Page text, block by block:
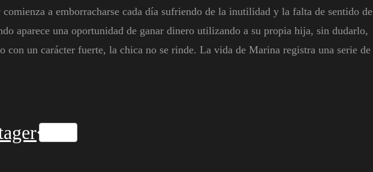
a emborracharse cada día sufriendo de la inutilidad y la falta de sentido de
aparece una oportunidad de ganar dinero utilizando a su propia hija, sin dudarlo,
con un carácter fuerte, la chica no se rinde. La vida de Marina registra una serie de